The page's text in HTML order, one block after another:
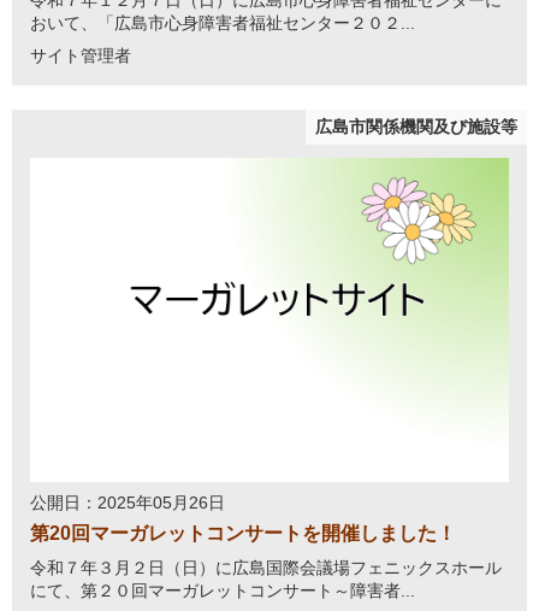
おいて、「広島市心身障害者福祉センター２０２...
サイト管理者
広島市関係機関及び施設等
公開日：2025年05月26日
第20回マーガレットコンサートを開催しました！
令和７年３月２日（日）に広島国際会議場フェニックスホール
にて、第２０回マーガレットコンサート～障害者...